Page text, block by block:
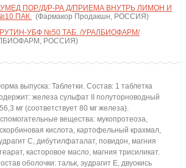
ПОР./Д/Р-РА Д/ПРИЕМА ВНУТРЬ ЛИМОН И
ПАК.(Фармакор Продакшн, РОССИЯ)
УБФ №50 ТАБ. /УРАЛБИОФАРМ/
РОССИЯ)
выпуска: Таблетки. Состав: 1 таблетка
железа сульфат II полуторноводный
мг (соответствует 80 мг железа).
вещества: мукопротеоза,
кислота, картофельный крахмал,
С, дибутилфаталат, повидон, магния
касторовое масло, магния трисиликат.
оболочки: тальк, эудрагит Е, двуокись